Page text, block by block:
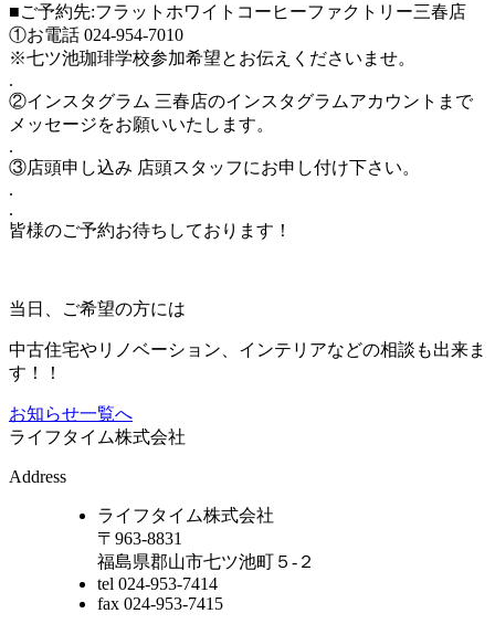
■ご予約先:フラットホワイトコーヒーファクトリー三春店
①お電話 024-954-7010
※七ツ池珈琲学校参加希望とお伝えくださいませ。
.
②インスタグラム 三春店のインスタグラムアカウントまで
メッセージをお願いいたします。
.
③店頭申し込み 店頭スタッフにお申し付け下さい。
.
.
皆様のご予約お待ちしております！
当日、ご希望の方には
中古住宅やリノベーション、インテリアなどの相談も出来ま
す！！
お知らせ一覧へ
ライフタイム株式会社
Address
ライフタイム株式会社
〒963-8831
福島県郡山市七ツ池町５-２
tel 024-953-7414
fax 024-953-7415